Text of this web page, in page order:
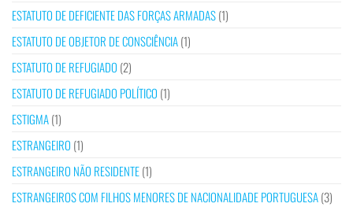
ESTATUTO DE DEFICIENTE DAS FORÇAS ARMADAS(1)
ESTATUTO DE OBJETOR DE CONSCIÊNCIA(1)
ESTATUTO DE REFUGIADO (2)
ESTATUTO DE REFUGIADO POLÍTICO (1)
ESTIGMA(1)
ESTRANGEIRO (1)
ESTRANGEIRO NÃO RESIDENTE(1)
ESTRANGEIROS COM FILHOS MENORES DE NACIONALIDADE PORTUGUESA(3)